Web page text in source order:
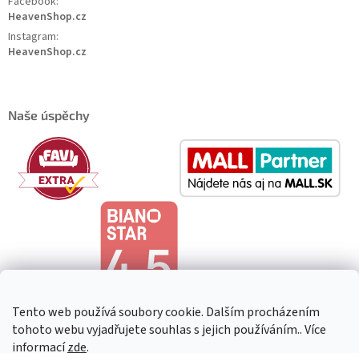
Tento web používá soubory cookie. Dalším procházením
tohoto webu vyjadřujete souhlas s jejich používáním.. Více
informacízde.
HeavenShop.cz
Instagram:
HeavenShop.cz
Naše úspěchy